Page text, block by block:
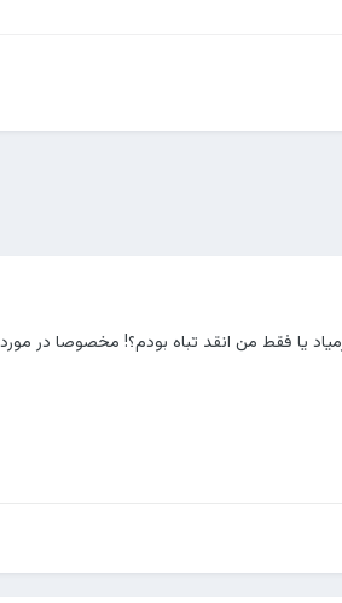
یا فقط من انقد تباه بودم؟! مخصوصا در